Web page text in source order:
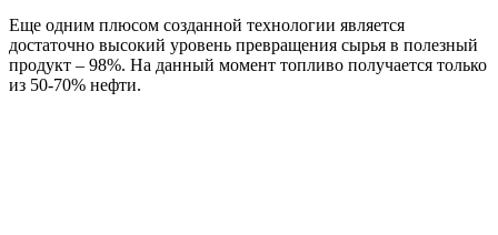
Еще одним плюсом созданной технологии является
достаточно высокий уровень превращения сырья в полезный
продукт – 98%. На данный момент топливо получается только
из 50-70% нефти.